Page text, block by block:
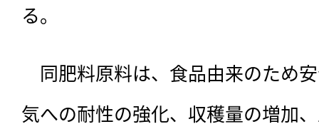
る。
同肥料原料は、食品由来のため
気への耐性の強化、収穫量の増加